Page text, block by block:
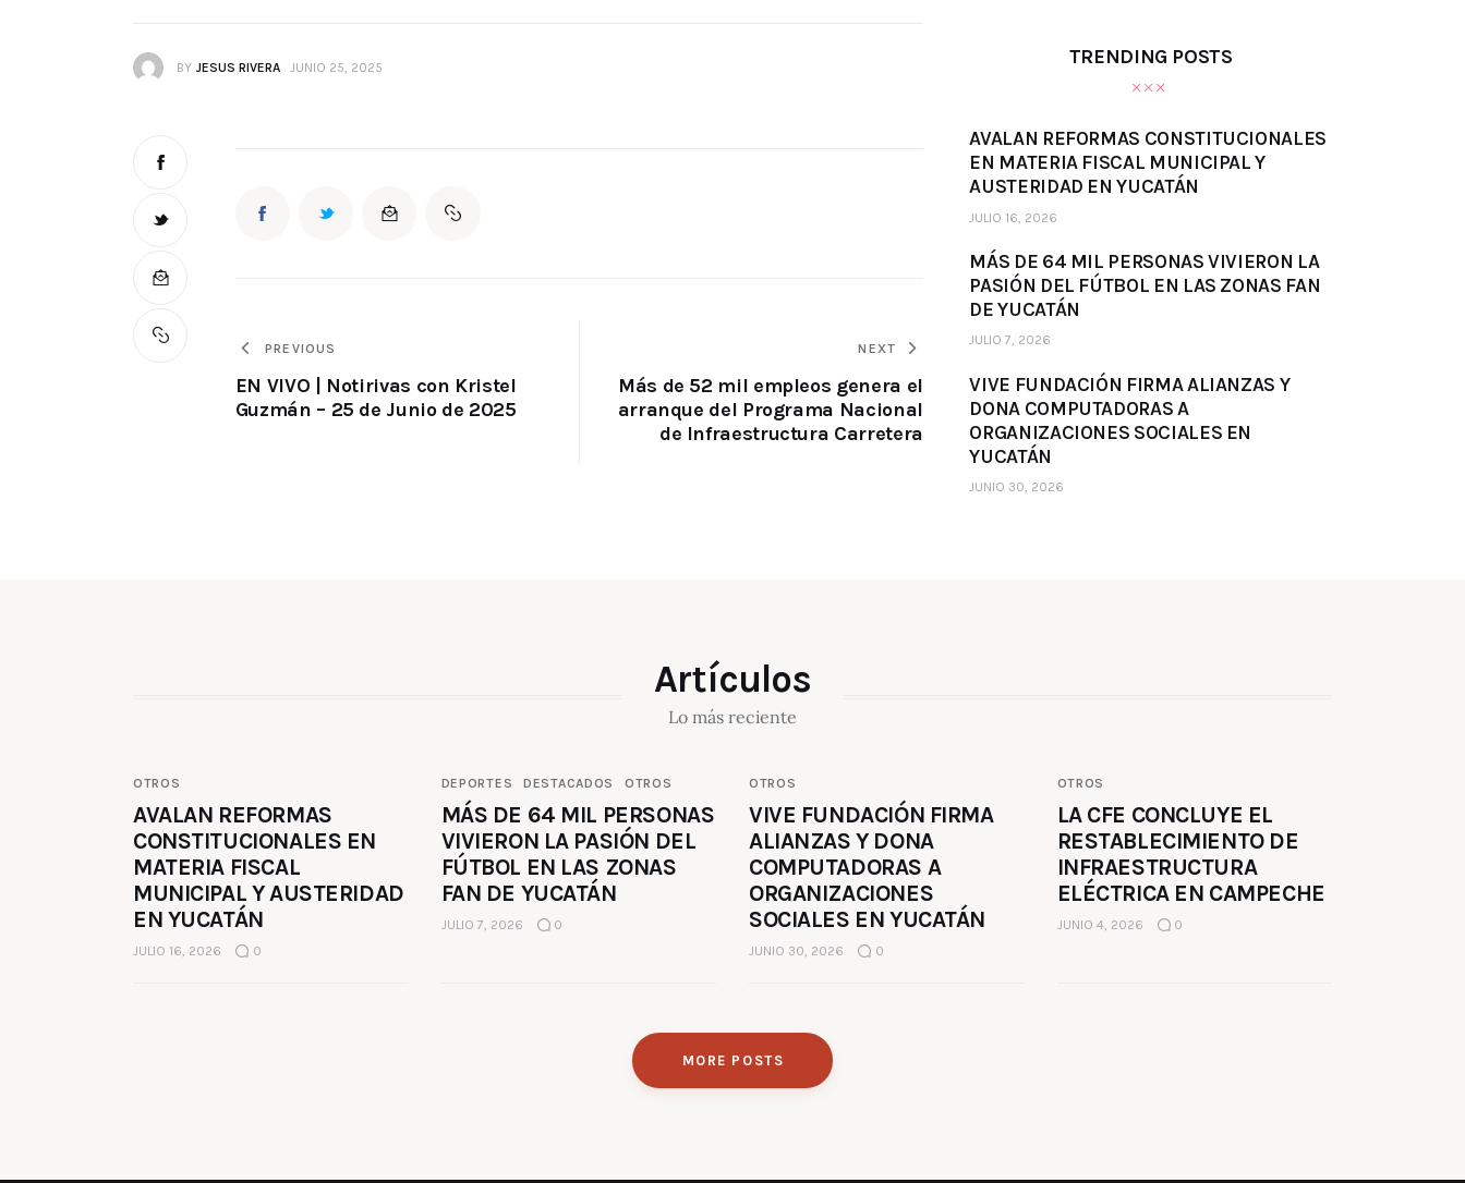
BY JESUS RIVERA JUNIO 25, 2025
PREVIOUS
EN VIVO | Notirivas con Kristel
Guzmán – 25 de Junio de 2025
NEXT
Más de 52 mil empleos genera el
arranque del Programa Nacional
de Infraestructura Carretera
TRENDING POSTS
AVALAN REFORMAS CONSTITUCIONALES
EN MATERIA FISCAL MUNICIPAL Y
AUSTERIDAD EN YUCATÁN
JULIO 16, 2026
MÁS DE 64 MIL PERSONAS VIVIERON LA
PASIÓN DEL FÚTBOL EN LAS ZONAS FAN
DE YUCATÁN
JULIO 7, 2026
VIVE FUNDACIÓN FIRMA ALIANZAS Y
DONA COMPUTADORAS A
ORGANIZACIONES SOCIALES EN
YUCATÁN
JUNIO 30, 2026
Artículos
Lo más reciente
OTROS
AVALAN REFORMAS
CONSTITUCIONALES EN
MATERIA FISCAL
MUNICIPAL Y AUSTERIDAD
EN YUCATÁN
JULIO 16, 2026 0
DEPORTES DESTACADOS OTROS
MÁS DE 64 MIL PERSONAS
VIVIERON LA PASIÓN DEL
FÚTBOL EN LAS ZONAS
FAN DE YUCATÁN
JULIO 7, 2026 0
OTROS
VIVE FUNDACIÓN FIRMA
ALIANZAS Y DONA
COMPUTADORAS A
ORGANIZACIONES
SOCIALES EN YUCATÁN
JUNIO 30, 2026 0
OTROS
LA CFE CONCLUYE EL
RESTABLECIMIENTO DE
INFRAESTRUCTURA
ELÉCTRICA EN CAMPECHE
JUNIO 4, 2026 0
MORE POSTS